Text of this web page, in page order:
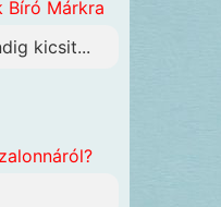
Bíró Márkra
kicsit...